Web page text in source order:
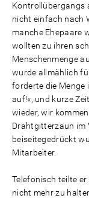
Kontrollübergangs
nicht einfach nach
manche Ehepaare
wollten zu ihren
Menschenmenge
wurde allmählich
forderte die Menge
auf!«, und kurze
wieder, wir
Drahtgitterzaun im
beiseitegedrückt
Mitarbeiter.
Telefonisch teilte er
nicht mehr zu